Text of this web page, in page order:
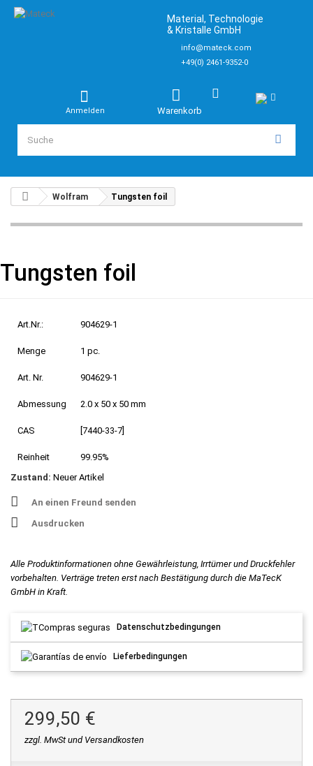
Material, Technologie
& Kristalle GmbH
info@mateck.com
+49(0) 2461-9352-0
Warenkorb
Anmelden
Wolfram Tungsten foil
Tungsten foil
Art.Nr.: 904629-1
Menge 1 pc.
Art. Nr. 904629-1
Abmessung 2.0 x 50 x 50 mm
CAS [7440-33-7]
Reinheit
99.95%
Zustand: Neuer Artikel
An einen Freund senden
Ausdrucken
Alle Produktinformationen ohne Gewährleistung, Irrtümer und Druckfehler
vorbehalten. Verträge treten erst nach Bestätigung durch die MaTecK
GmbH in Kraft.
Datenschutzbedingungen
Lieferbedingungen
299,50 €
zzgl. MwSt und Versandkosten